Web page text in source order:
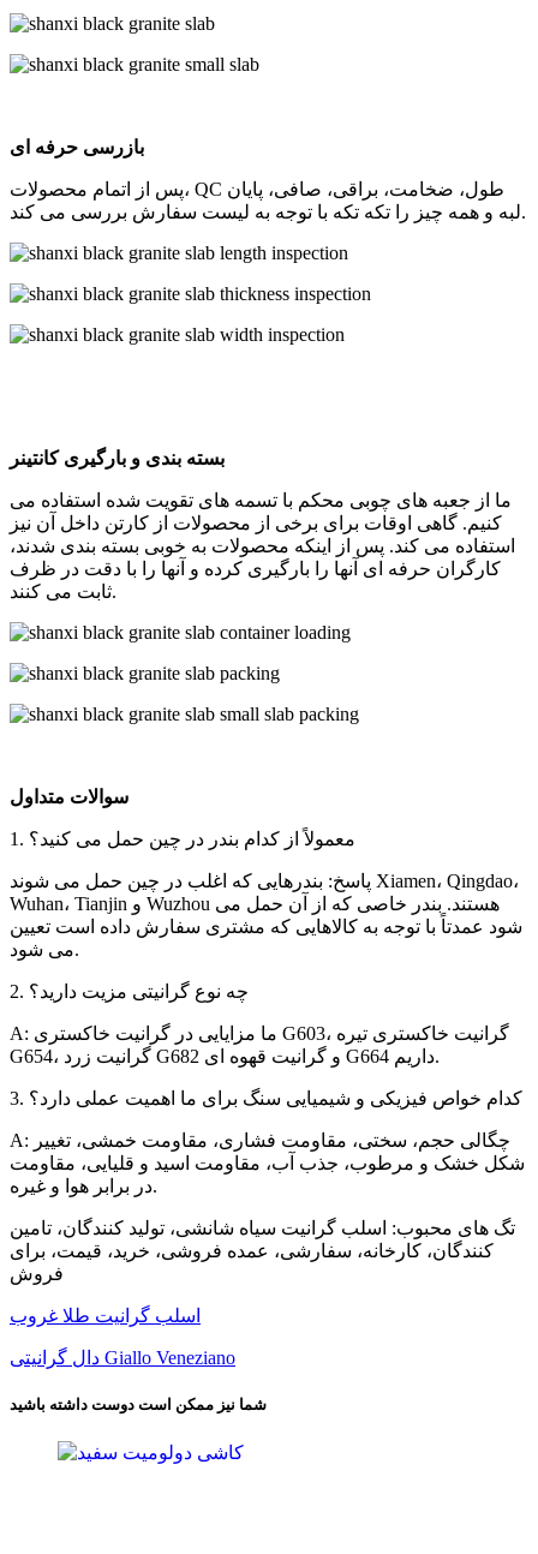
بازرسی حرفه ای
پس از اتمام محصولات، QC طول، ضخامت، براقی، صافی، پایان
لبه و همه چیز را تکه تکه با توجه به لیست سفارش بررسی می کند.
بسته بندی و بارگیری کانتینر
ما از جعبه های چوبی محکم با تسمه های تقویت شده استفاده می
کنیم. گاهی اوقات برای برخی از محصولات از کارتن داخل آن نیز
استفاده می کند. پس از اینکه محصولات به خوبی بسته بندی شدند،
کارگران حرفه ای آنها را بارگیری کرده و آنها را با دقت در ظرف
ثابت می کنند.
سوالات متداول
1. معمولاً از کدام بندر در چین حمل می کنید؟
پاسخ: بندرهایی که اغلب در چین حمل می شوند Xiamen، Qingdao،
Wuhan، Tianjin و Wuzhou هستند. بندر خاصی که از آن حمل می
شود عمدتاً با توجه به کالاهایی که مشتری سفارش داده است تعیین
می شود.
2. چه نوع گرانیتی مزیت دارید؟
A: ما مزایایی در گرانیت خاکستری G603، گرانیت خاکستری تیره
G654، گرانیت زرد G682 و گرانیت قهوه ای G664 داریم.
3. کدام خواص فیزیکی و شیمیایی سنگ برای ما اهمیت عملی دارد؟
A: چگالی حجم، سختی، مقاومت فشاری، مقاومت خمشی، تغییر
شکل خشک و مرطوب، جذب آب، مقاومت اسید و قلیایی، مقاومت
در برابر هوا و غیره.
تگ های محبوب: اسلب گرانیت سیاه شانشی، تولید کنندگان، تامین
کنندگان، کارخانه، سفارشی، عمده فروشی، خرید، قیمت، برای
فروش
اسلب گرانیت طلا غروب
دال گرانیتی Giallo Veneziano
شما نیز ممکن است دوست داشته باشید